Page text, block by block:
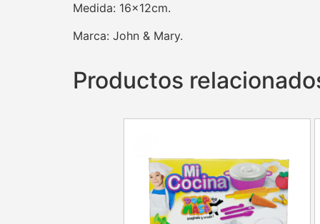
Medida: 16×12cm.
Marca: John & Mary.
Productos